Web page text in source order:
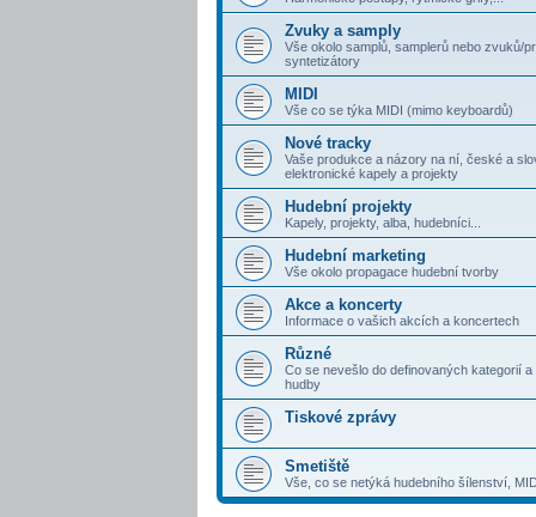
Zvuky a samply
Vše okolo samplů, samplerů nebo zvuků/
syntetizátory
MIDI
Vše co se týka MIDI (mimo keyboardů)
Nové tracky
Vaše produkce a názory na ní, české a
elektronické kapely a projekty
Hudební projekty
Kapely, projekty, alba, hudebníci...
Hudební marketing
Vše okolo propagace hudební tvorby
Akce a koncerty
Informace o vašich akcích a koncertech
Různé
Co se nevešlo do definovaných kategorií
hudby
Tiskové zprávy
Smetiště
Vše, co se netýká hudebního šílenství,